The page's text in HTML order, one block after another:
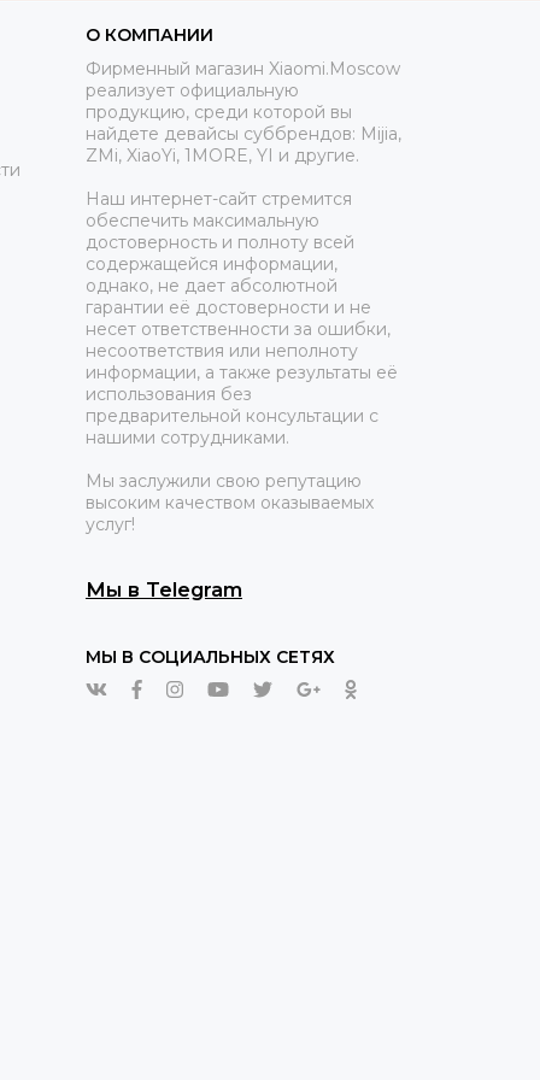
О КОМПАНИИ
Фирменный магазин Xiaomi.Moscow
реализует официальную
продукцию, среди которой вы
найдете девайсы суббрендов: Mijia,
ZMi, XiaoYi, 1MORE, YI и другие.
Наш интернет-сайт стремится
обеспечить максимальную
достоверность и полноту всей
содержащейся информации,
однако, не дает абсолютной
гарантии её достоверности и не
несет ответственности за ошибки,
несоответствия или неполноту
информации, а также результаты её
использования без
предварительной консультации с
нашими сотрудниками.
Мы заслужили свою репутацию
высоким качеством оказываемых
услуг!
Мы в Telegram
МЫ В СОЦИАЛЬНЫХ СЕТЯХ